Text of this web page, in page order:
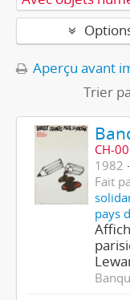
Aperçu avant
Trier
CH-
1982
Fait
pays